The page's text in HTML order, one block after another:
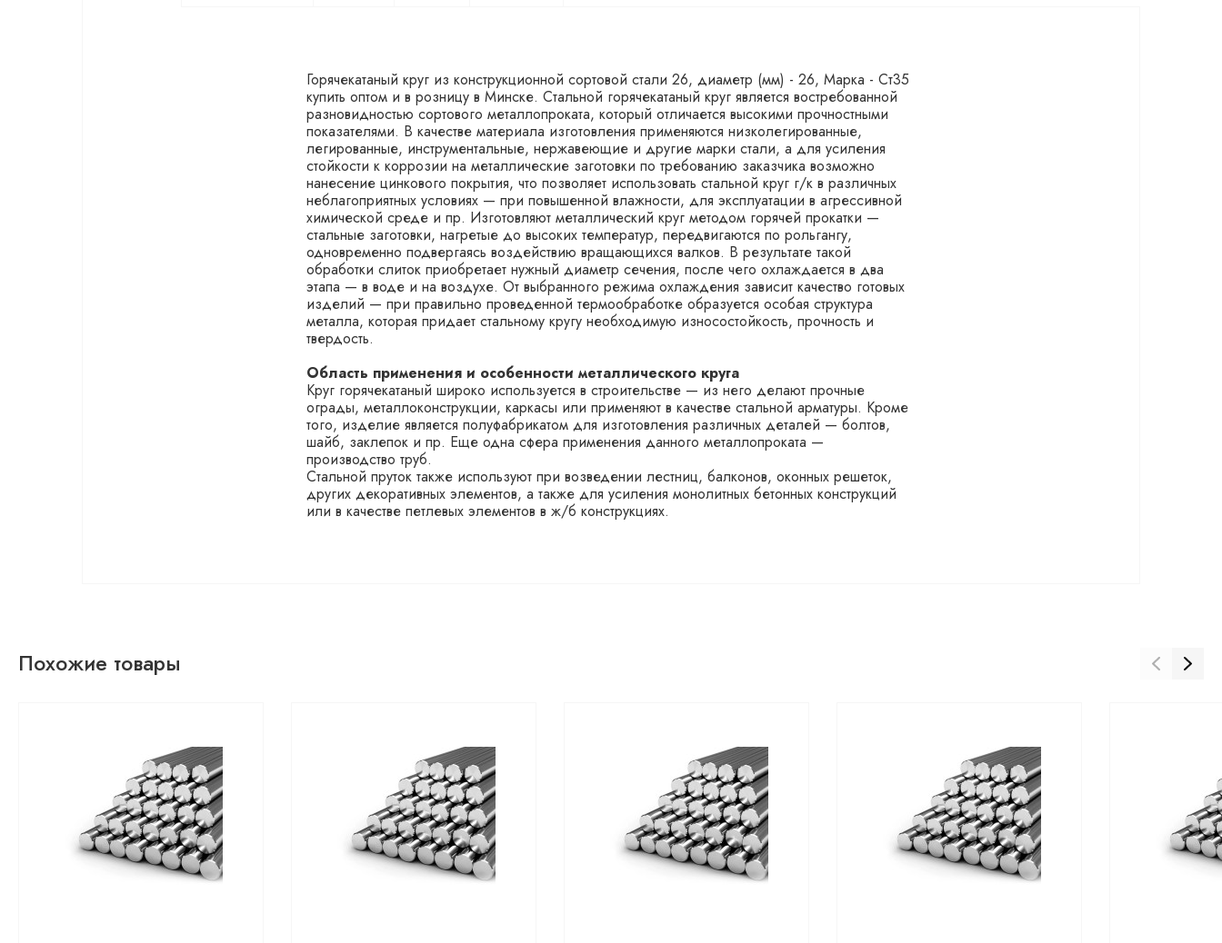
Горячекатаный круг из конструкционной сортовой стали 26, диаметр (мм) - 26, Марка - Ст35
купить оптом и в розницу в Минске. Стальной горячекатаный круг является востребованной
разновидностью сортового металлопроката, который отличается высокими прочностными
показателями. В качестве материала изготовления применяются низколегированные,
легированные, инструментальные, нержавеющие и другие марки стали, а для усиления
стойкости к коррозии на металлические заготовки по требованию заказчика возможно
нанесение цинкового покрытия, что позволяет использовать стальной круг г/к в различных
неблагоприятных условиях — при повышенной влажности, для эксплуатации в агрессивной
химической среде и пр. Изготовляют металлический круг методом горячей прокатки —
стальные заготовки, нагретые до высоких температур, передвигаются по рольгангу,
одновременно подвергаясь воздействию вращающихся валков. В результате такой
обработки слиток приобретает нужный диаметр сечения, после чего охлаждается в два
этапа — в воде и на воздухе. От выбранного режима охлаждения зависит качество готовых
изделий — при правильно проведенной термообработке образуется особая структура
металла, которая придает стальному кругу необходимую износостойкость, прочность и
твердость.
Область применения и особенности металлического круга
Круг горячекатаный широко используется в строительстве — из него делают прочные
ограды, металлоконструкции, каркасы или применяют в качестве стальной арматуры. Кроме
того, изделие является полуфабрикатом для изготовления различных деталей — болтов,
шайб, заклепок и пр. Еще одна сфера применения данного металлопроката —
производство труб.
Стальной пруток также используют при возведении лестниц, балконов, оконных решеток,
других декоративных элементов, а также для усиления монолитных бетонных конструкций
или в качестве петлевых элементов в ж/б конструкциях.
Похожие товары